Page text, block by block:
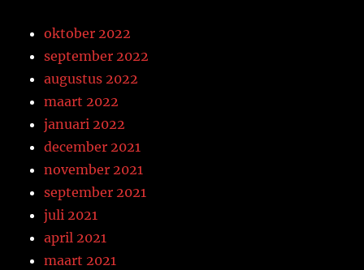
oktober 2022
september 2022
augustus 2022
maart 2022
januari 2022
december 2021
november 2021
september 2021
juli 2021
april 2021
maart 2021